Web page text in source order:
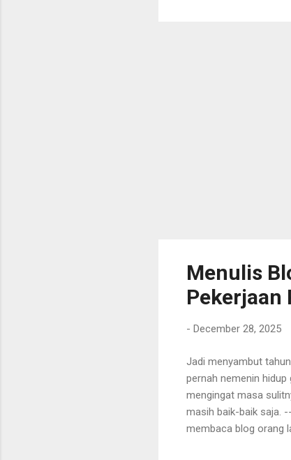
Menulis
Pekerjaan
- December 28, 2025
Jadi menyambut
pernah nemenin hidup
mengingat masa
masih baik-baik
membaca blog orang